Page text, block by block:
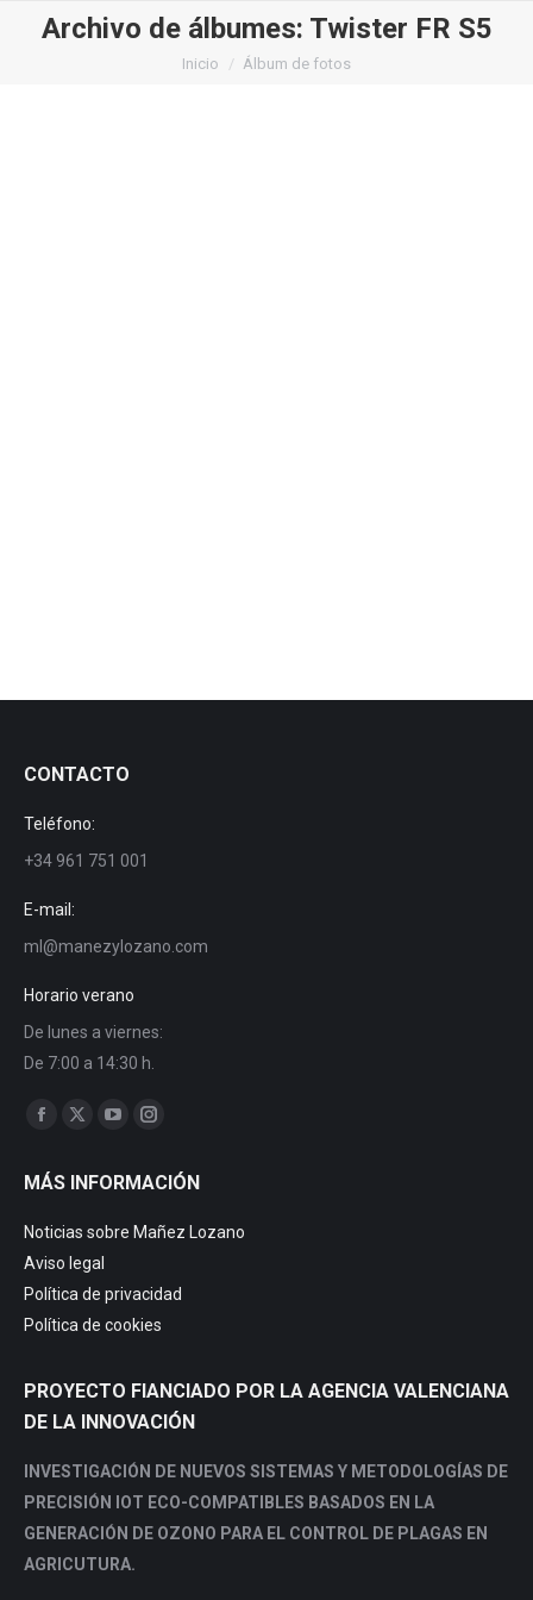
Archivo de álbumes: Twister FR S5
Estás aquí:
Inicio Álbum de fotos
CONTACTO
Teléfono:
+34 961 751 001
E-mail:
ml@manezylozano.com
Horario verano
De lunes a viernes:
De 7:00 a 14:30 h.
Encuéntranos en:
opens
in
new
window
opens
new
window
YouTube
opens
window
Instagram
opens
in
window
MÁS INFORMACIÓN
Noticias sobre Mañez Lozano
Aviso legal
Política de privacidad
Política de cookies
PROYECTO FIANCIADO POR LA AGENCIA VALENCIANA
DE LA INNOVACIÓN
INVESTIGACIÓN DE NUEVOS SISTEMAS Y METODOLOGÍAS DE
PRECISIÓN IOT ECO-COMPATIBLES BASADOS EN LA
GENERACIÓN DE OZONO PARA EL CONTROL DE PLAGAS EN
AGRICUTURA.